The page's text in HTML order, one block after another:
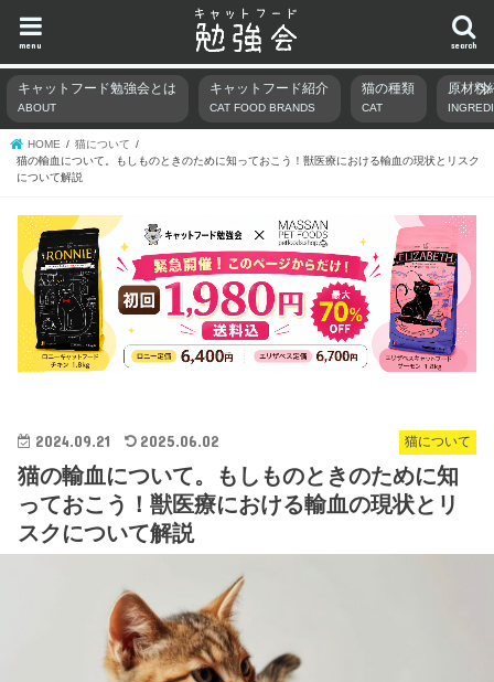
search
menu
キャットフード勉強会とは
ABOUT
キャットフード紹介
CAT FOOD BRANDS
猫の種類
CAT
原材料
HOME
猫について
猫の輸血について。もしものときのために知っておこう！獣医療における輸血の現状とリスク
について解説
猫について
2024.09.21 2025.06.02
猫の輸血について。もしものときのために知
っておこう！獣医療における輸血の現状とリ
スクについて解説